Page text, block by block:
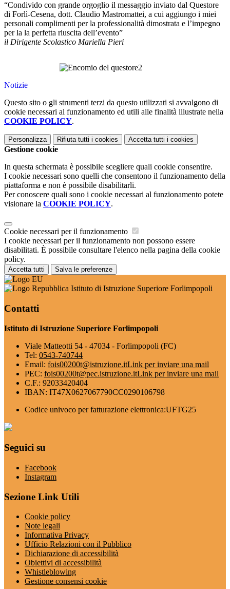
“Condivido con grande orgoglio il messaggio inviato dal Questore
di Forlì-Cesena, dott. Claudio Mastromattei, a cui aggiungo i miei
personali complimenti per la professionalità dimostrata e l’impegno
per la la perfetta riuscita dell’evento”
il Dirigente Scolastico Mariella Pieri
Notizie
Questo sito o gli strumenti terzi da questo utilizzati si avvalgono di
cookie necessari al funzionamento ed utili alle finalità illustrate nella
COOKIE POLICY.
Personalizza Rifiuta tutti i cookies Accetta tutti i cookies
Gestione cookie
In questa schermata è possibile scegliere quali cookie consentire.
I cookie necessari sono quelli che consentono il funzionamento della
piattaforma e non è possibile disabilitarli.
Per conoscere quali sono i cookie necessari al funzionamento potete
visionare la COOKIE POLICY.
Cookie necessari per il funzionamento
I cookie necessari per il funzionamento non possono essere
disabilitati. È possibile consultare l'elenco nella pagina della cookie
policy.
Accetta tutti Salva le preferenze
Istituto di Istruzione Superiore Forlimpopoli
Contatti
Istituto di Istruzione Superiore Forlimpopoli
Viale Matteotti 54 - 47034 - Forlimpopoli (FC)
Tel: 0543-740744
Email: fois00200t@istruzione.itLink per inviare una mail
PEC: fois00200t@pec.istruzione.itLink per inviare una mail
C.F.: 92033420404
IBAN: IT47X0627067790CC0290106798
Codice univoco per fatturazione elettronica:UFTG25
Seguici su
Facebook
Instagram
Sezione Link Utili
Cookie policy
Note legali
Informativa Privacy
Ufficio Relazioni con il Pubblico
Dichiarazione di accessibilità
Obiettivi di accessibilità
Whistleblowing
Gestione consensi cookie